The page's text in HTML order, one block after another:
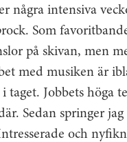
några intensiva
Som
på skivan, men
med musiken är
taget. Jobbets höga
Sedan springer
och